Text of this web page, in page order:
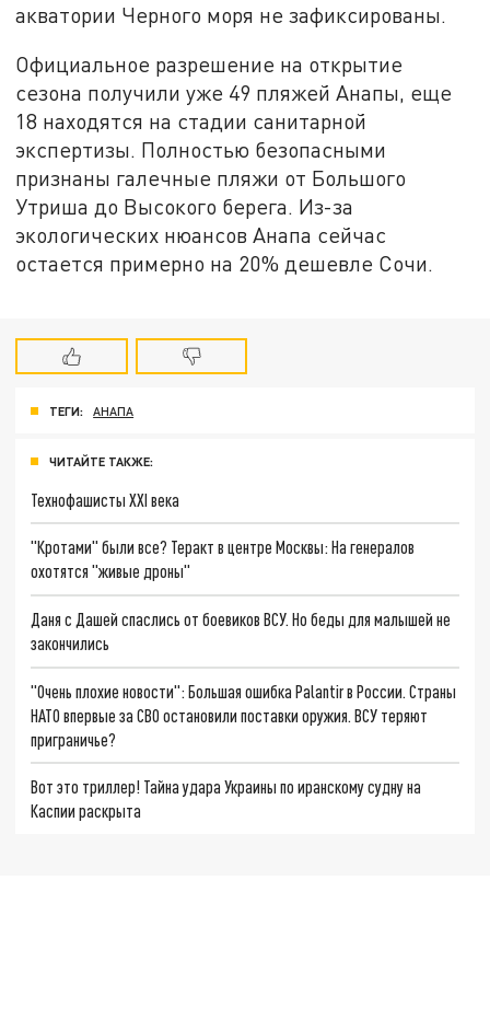
акватории Черного моря не зафиксированы.
Официальное разрешение на открытие
сезона получили уже 49 пляжей Анапы, еще
18 находятся на стадии санитарной
экспертизы. Полностью безопасными
признаны галечные пляжи от Большого
Утриша до Высокого берега. Из-за
экологических нюансов Анапа сейчас
остается примерно на 20% дешевле Сочи.
ТЕГИ: АНАПА
ЧИТАЙТЕ ТАКЖЕ:
Технофашисты XXI века
"Кротами" были все? Теракт в центре Москвы: На генералов
охотятся "живые дроны"
Даня с Дашей спаслись от боевиков ВСУ. Но беды для малышей не
закончились
"Очень плохие новости": Большая ошибка Palantir в России. Страны
НАТО впервые за СВО остановили поставки оружия. ВСУ теряют
приграничье?
Вот это триллер! Тайна удара Украины по иранскому судну на
Каспии раскрыта